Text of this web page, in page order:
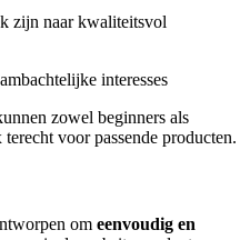
zijn naar kwaliteitsvol
interesses
zowel beginners als
voor passende producten.
om eenvoudig en